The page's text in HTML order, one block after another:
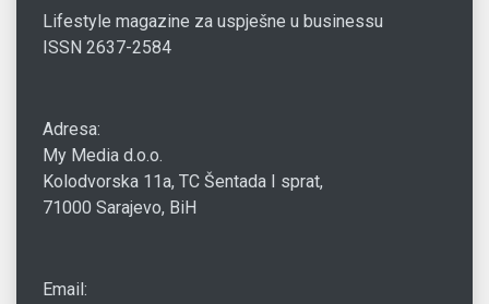
Lifestyle magazine za uspješne u businessu
ISSN 2637-2584
Adresa:
My Media d.o.o.
Kolodvorska 11a, TC Šentada I sprat,
71000 Sarajevo, BiH
Email: